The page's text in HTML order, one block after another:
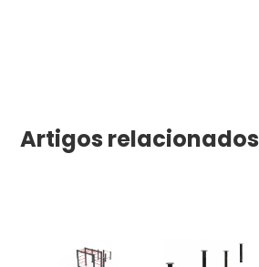
Artigos relacionados